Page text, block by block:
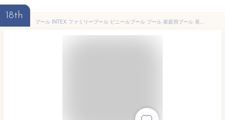
18th
プール INTEX ファミリープール ビニールプール プール 家庭用プール 長方形 大型 3M おしゃれ かわいい